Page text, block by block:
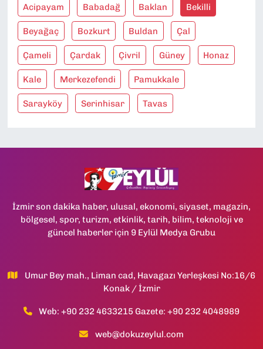
Acipayam Babadağ Baklan Bekilli
Beyağaç Bozkurt Buldan Çal
Çameli Çardak Çivril Güney Honaz
Kale Merkezefendi Pamukkale
Sarayköy Serinhisar Tavas
İzmir son dakika haber, ulusal, ekonomi, siyaset, magazin,
bölgesel, spor, turizm, etkinlik, tarih, bilim, teknoloji ve
güncel haberler için 9 Eylül Medya Grubu
Umur Bey mah., Liman cad, Havagazı Yerleşkesi No:16/6
Konak / İzmir
Web: +90 232 4633215 Gazete: +90 232 4048989
web@dokuzeylul.com